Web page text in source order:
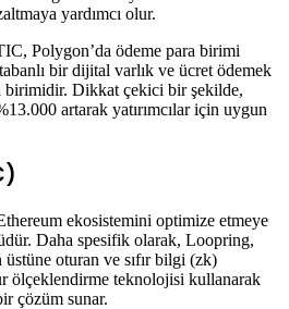
yardımcı olur.
Polygon’da ödeme para birimi
bir dijital varlık ve ücret ödemek
Dikkat çekici bir şekilde,
artarak yatırımcılar için uygun
ekosistemini optimize etmeye
Daha spesifik olarak, Loopring,
oturan ve sıfır bilgi (zk)
ölçeklendirme teknolojisi kullanarak
çözüm sunar.